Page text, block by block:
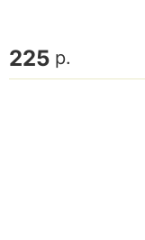
225 р.